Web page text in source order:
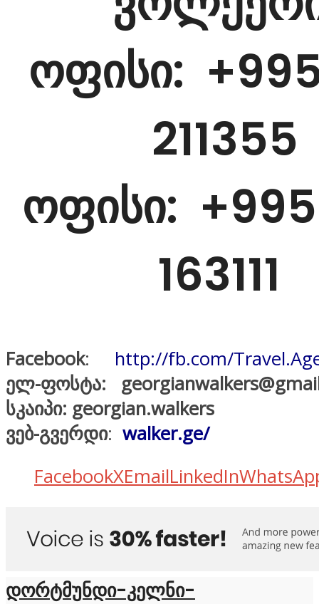
ოფისი:
211355
ოფისი:
163111
Facebook: http://fb.com/
ელ-ფოსტა:
სკაიპი: georgian.walkers
ვებ-გვერდი: walker.ge/
FacebookXEmailLinkedIn
დორტმუნდი-კელნი-